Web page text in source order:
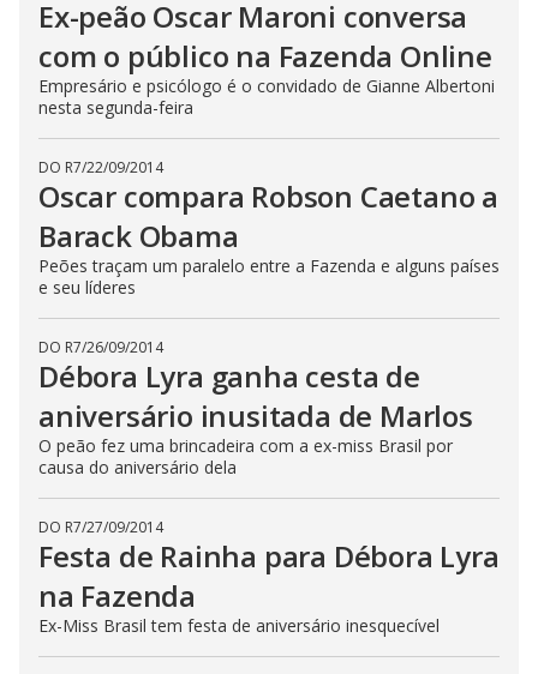
Ex-peão Oscar Maroni conversa
com o público na Fazenda Online
Empresário e psicólogo é o convidado de Gianne Albertoni
nesta segunda-feira
DO R7/22/09/2014
Oscar compara Robson Caetano a
Barack Obama
Peões traçam um paralelo entre a Fazenda e alguns países
e seu líderes
DO R7/26/09/2014
Débora Lyra ganha cesta de
aniversário inusitada de Marlos
O peão fez uma brincadeira com a ex-miss Brasil por
causa do aniversário dela
DO R7/27/09/2014
Festa de Rainha para Débora Lyra
na Fazenda
Ex-Miss Brasil tem festa de aniversário inesquecível